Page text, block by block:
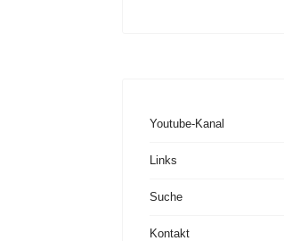
Youtube-Kanal
Links
Suche
Kontakt